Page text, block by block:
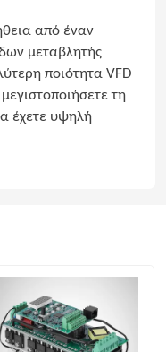
από έναν
μεταβλητής
ποιότητα VFD
τη
έχετε υψηλή